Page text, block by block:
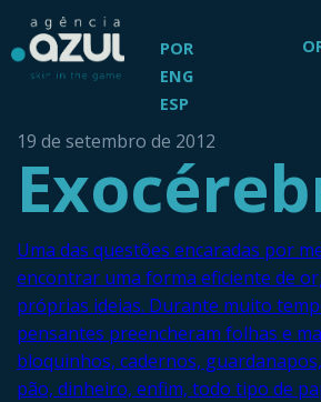
POR
ENG
ESP
19 de setembro de 2012
Uma das questões encaradas por
encontrar uma forma eficiente de
próprias ideias. Durante muito
pensantes preencheram folhas e
bloquinhos, cadernos,
pão, dinheiro, enfim, todo tipo de